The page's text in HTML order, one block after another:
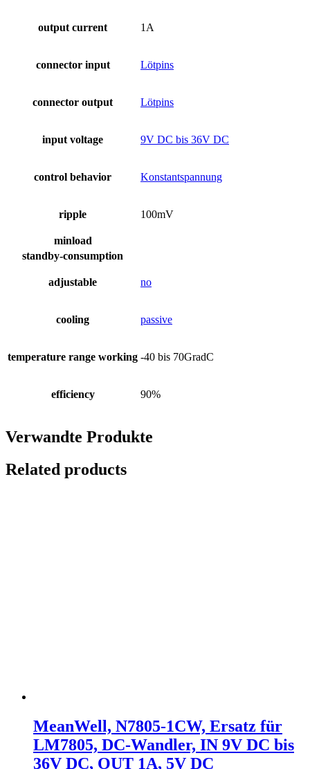
output current 1A
connector input Lötpins
connector output Lötpins
input voltage 9V DC bis 36V DC
control behavior Konstantspannung
ripple 100mV
minload
standby-consumption
adjustable no
cooling passive
temperature range working -40 bis 70GradC
efficiency 90%
Verwandte Produkte
Related products
MeanWell, N7805-1CW, Ersatz für
LM7805, DC-Wandler, IN 9V DC bis
36V DC, OUT 1A, 5V DC